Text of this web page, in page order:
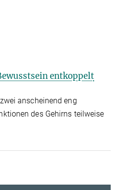
entkoppelt
anscheinend eng
des Gehirns teilweise